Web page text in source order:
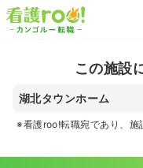
この施設
湖北タウンホーム
※看護roo!転職宛であり、施